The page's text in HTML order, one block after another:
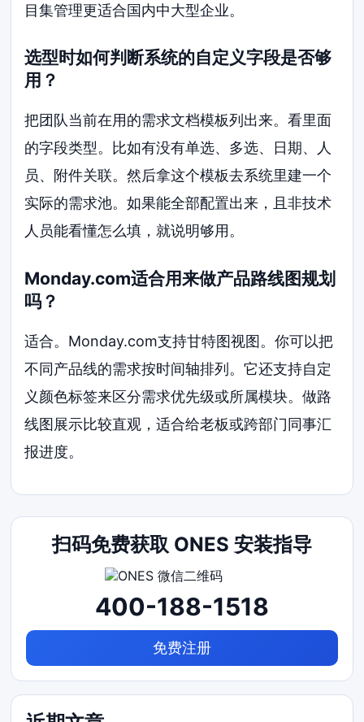
目集管理更适合国内中大型企业。
选型时如何判断系统的自定义字段是否够
用？
把团队当前在用的需求文档模板列出来。看里面
的字段类型。比如有没有单选、多选、日期、人
员、附件关联。然后拿这个模板去系统里建一个
实际的需求池。如果能全部配置出来，且非技术
人员能看懂怎么填，就说明够用。
Monday.com适合用来做产品路线图规划
吗？
适合。Monday.com支持甘特图视图。你可以把
不同产品线的需求按时间轴排列。它还支持自定
义颜色标签来区分需求优先级或所属模块。做路
线图展示比较直观，适合给老板或跨部门同事汇
报进度。
扫码免费获取 ONES 安装指导
400-188-1518
免费注册